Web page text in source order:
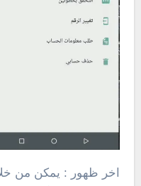
اخر ظهور : يمكن من